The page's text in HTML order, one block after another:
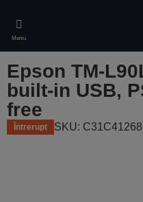
main
content
Meniu
Epson TM-
built-in USB,
free
Întrerupt SKU: